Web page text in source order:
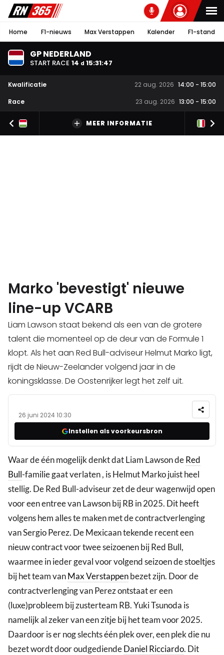
Home F1-nieuws Max Verstappen Kalender F1-stand
GP NEDERLAND
START RACE 14 d 15:31:46
Kwalificatie 22 aug. 2026 14:00 - 15:00
Race
23 aug. 2026 13:00 - 15:00
MEER INFORMATIE
Marko 'bevestigt' nieuwe
line-up VCARB
Liam Lawson staat bekend als een van de grotere
talent die momenteel op de deur van de Formule 1
klopt. Als het aan Red Bull-adviseur Helmut Marko ligt,
rijdt de Nieuw-Zeelander volgend jaar in de
koningsklasse. De Oostenrijker legt het zelf uit.
26 juni 2024 10:30
Instellen als voorkeursbron
Waar de één mogelijk denkt dat Liam Lawson deRed
Bull-familie gaat verlaten , is Helmut Marko juist heel
stellig. De Red Bull-adviseur zet de deur wagenwijd open
voor een entree van Lawson bij RB in 2025. Dit heeft
volgens hem alles te maken met de contractverlenging
van Sergio Perez. De Mexicaan tekende recent een
nieuw contract voor twee seizoenen bij Red Bull,
waarmee in ieder geval voor volgend seizoen de stoeltjes
bij het team vanMax Verstappenbezet zijn. Door de
contractverlenging van Perez ontstaat er een
(luxe)probleem bij zusterteam RB. Yuki Tsunoda is
namelijk al zeker van een zitje bij het team voor 2025.
Daardoor is er nog slechts één plek over, een plek die nu
bezet wordt door oudgediendeDaniel Ricciardo. Dit